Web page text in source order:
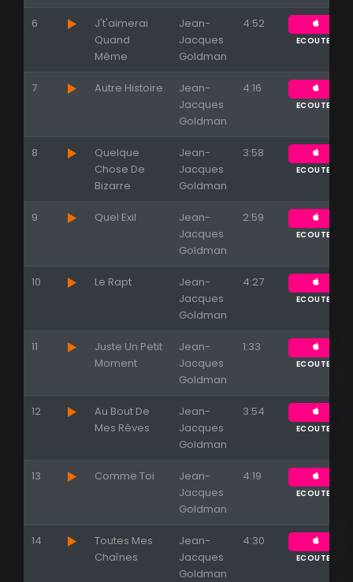
6
J't'aimerai
Quand
Même
Jean-
Jacques
Goldman
4:52
ECOUTER
7 Autre Histoire
Jean-
Jacques
Goldman
4:16
ECOUTER
8
Quelque
Chose De
Bizarre
Jean-
Jacques
Goldman
3:58
ECOUTER
9 Quel Exil
Jean-
Jacques
Goldman
2:59
ECOUTER
10 Le Rapt
Jean-
Jacques
Goldman
4:27
ECOUTER
11
Juste Un Petit
Moment
Jean-
Jacques
Goldman
1:33
ECOUTER
12
Au Bout De
Mes Rêves
Jean-
Jacques
Goldman
3:54
ECOUTER
13 Comme Toi
Jean-
Jacques
Goldman
4:19
ECOUTER
14
Toutes Mes
Chaînes
Jean-
Jacques
Goldman
4:30
ECOUTER